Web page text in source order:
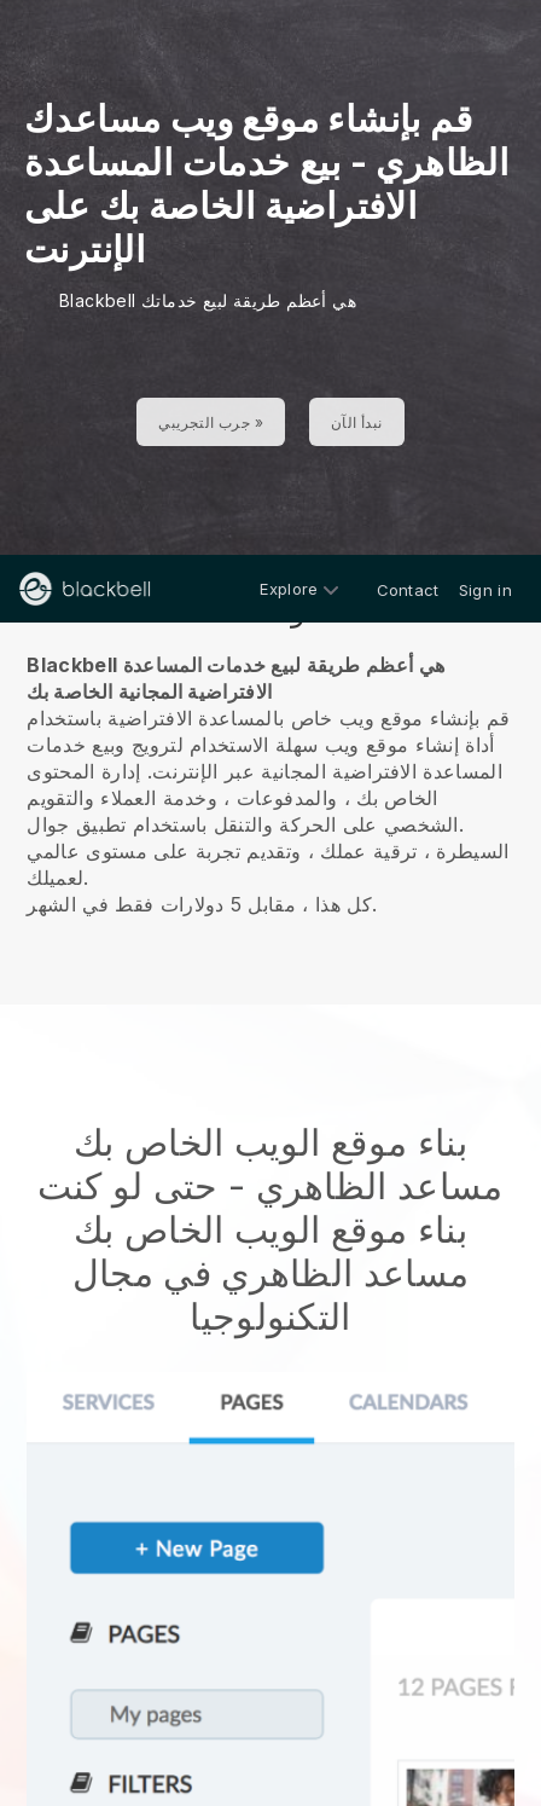
قم بإنشاء موقع ويب مساعدك
الظاهري - بيع خدمات المساعدة
الافتراضية الخاصة بك على
الإنترنت
Blackbell هي أعظم طريقة لبيع خدماتك
جرب التجريبي » نبدأ الآن
Explore Contact Sign in
Blackbell هي أعظم طريقة لبيع خدمات المساعدة
الافتراضية المجانية الخاصة بك
قم بإنشاء موقع ويب خاص بالمساعدة الافتراضية باستخدام
أداة إنشاء موقع ويب سهلة الاستخدام لترويج وبيع خدمات
المساعدة الافتراضية المجانية عبر الإنترنت. إدارة المحتوى
الخاص بك ، والمدفوعات ، وخدمة العملاء والتقويم
الشخصي على الحركة والتنقل باستخدام تطبيق جوال.
السيطرة ، ترقية عملك ، وتقديم تجربة على مستوى عالمي
لعميلك.
كل هذا ، مقابل 5 دولارات فقط في الشهر.
بناء موقع الويب الخاص بك
مساعد الظاهري - حتى لو كنت
بناء موقع الويب الخاص بك
مساعد الظاهري في مجال
التكنولوجيا